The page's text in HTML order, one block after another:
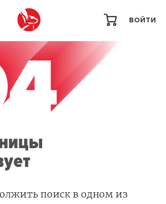
ВОЙТИ
поиск в одном из